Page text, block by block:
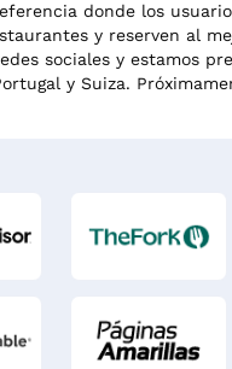
donde los
y reserven al
sociales y estamos
y Suiza.